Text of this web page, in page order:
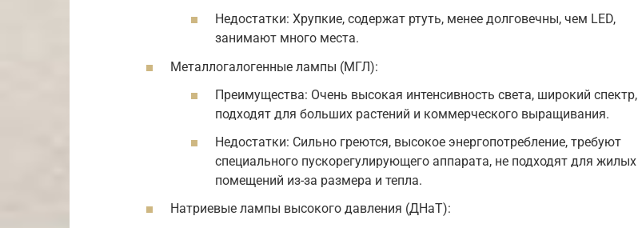
Недостатки: Хрупкие, содержат ртуть, менее долговечны, чем LED,
занимают много места.
Металлогалогенные лампы (МГЛ):
Преимущества: Очень высокая интенсивность света, широкий спектр,
подходят для больших растений и коммерческого выращивания.
Недостатки: Сильно греются, высокое энергопотребление, требуют
специального пускорегулирующего аппарата, не подходят для жилых
помещений из-за размера и тепла.
Натриевые лампы высокого давления (ДНаТ):